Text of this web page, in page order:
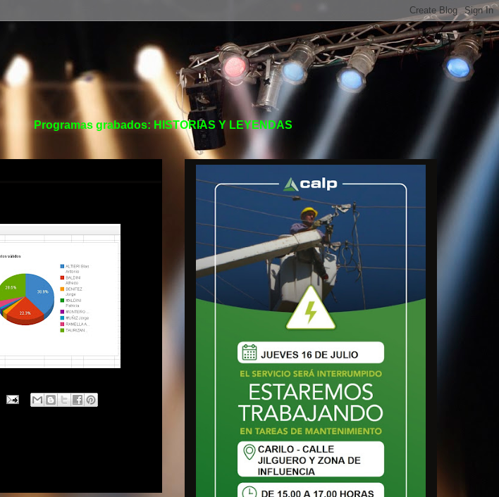
Programas grabados: HISTORIAS Y LEYENDAS